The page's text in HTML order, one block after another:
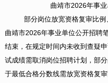
曲靖市2026年事
部分岗位放宽资格复审比
曲靖市2026年事业单位公开招聘
结束，在规定时间内未收到查疑
试成绩需取消岗位招聘计划，部
于最低合格分数线需放宽资格复